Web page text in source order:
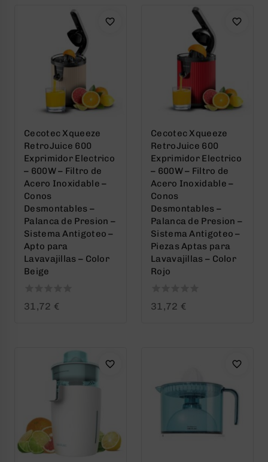
Cecotec Xqueeze
RetroJuice 600
Exprimidor Electrico
– 600W – Filtro de
Acero Inoxidable –
Conos
Desmontables –
Palanca de Presion –
Sistema Antigoteo –
Apto para
Lavavajillas – Color
Beige
0
31,72 €
Cecotec Xqueeze
RetroJuice 600
Exprimidor Electrico
– 600W – Filtro de
Acero Inoxidable –
Conos
Desmontables –
Palanca de Presion –
Sistema Antigoteo –
Piezas Aptas para
Lavavajillas – Color
Rojo
0
31,72 €